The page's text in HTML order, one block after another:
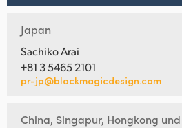
Japan
Sachiko Arai
+81 3 5465 2101
pr-jp@blackmagicdesign.com
China, Singapur, Hongkong